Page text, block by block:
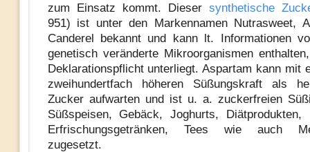
zum Einsatz kommt. Diesersynthetische
951) ist unter den Markennamen Nutrasweet,
Canderel bekannt und kann lt. Informationen
genetisch veränderte Mikroorganismen
Deklarationspflicht unterliegt. Aspartam kann mit
zweihundertfach höheren Süßungskraft als
Zucker aufwarten und ist u. a. zuckerfreien
Süßspeisen, Gebäck, Joghurts, Diätprodukten,
Erfrischungsgetränken, Tees wie auch
zugesetzt.